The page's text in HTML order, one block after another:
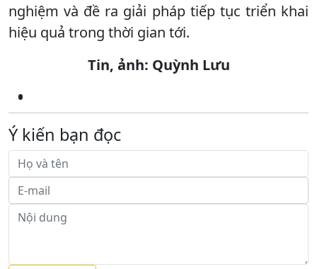
nghiệm và đề ra giải pháp tiếp tục triển khai
hiệu quả trong thời gian tới.
Tin, ảnh: Quỳnh Lưu
Ý kiến bạn đọc